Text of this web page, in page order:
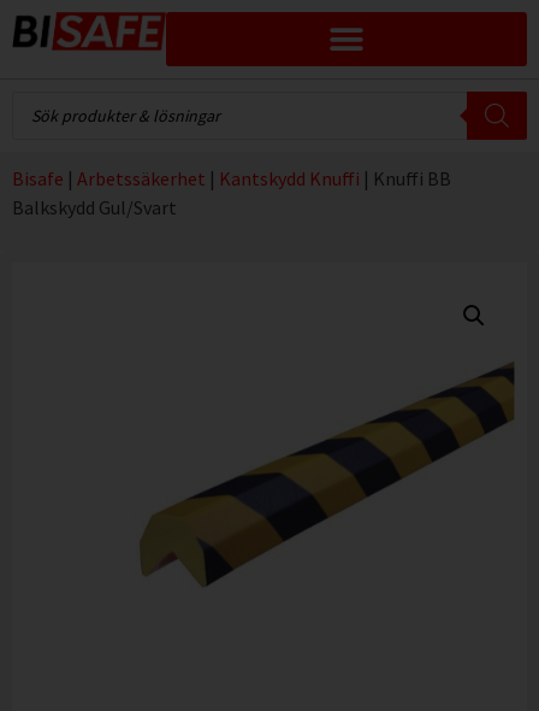
Bisafe | Arbetssäkerhet | Kantskydd Knuffi | Knuffi BB
Balkskydd Gul/Svart